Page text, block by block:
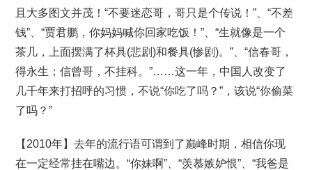
且大多图文并茂！“不要迷恋哥，哥只是个传说！”、“不差
钱”、“贾君鹏，你妈妈喊你回家吃饭！”、“生就像是一个
茶几，上面摆满了杯具(悲剧)和餐具(惨剧)。”、“信春哥，
得永生；信曾哥，不挂科。”……这一年，中国人改变了
几千年来打招呼的习惯，不说“你吃了吗？”，该说“你偷菜
了吗？”
【2010年】去年的流行语可谓到了巅峰时期，相信你现
在一定经常挂在嘴边。“你妹啊”、“羡慕嫉妒恨”、“我爸是